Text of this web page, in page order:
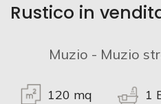
Rustico in
Muzio - Muzio
120 mq 1
Terreni